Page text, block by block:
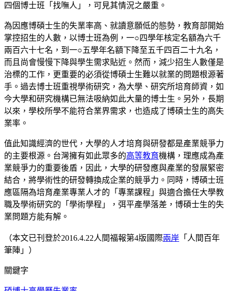
四個博士班「找嘸人」，可見其情況之嚴重。
為因應博碩士生的失業率高、就讀意願低的態勢，教育部開始
掌控招生的人數，以博士班為例，一○四學年核定名額為六千
兩百六十七名，到一○五學年名額下降至五千四百二十九名，
而且尚會慢慢下降與學生需求貼近。然而，減少招生人數僅是
治標的工作，更重要的必須從博碩士生難以就業的問題根源著
手。過去博士班重視學術研究，為大學、研究所培育師資，如
今大學和研究機構已無法吸納如此大量的博士生。另外，長期
以來，學校所學不能符合業界需求，也造成了博碩士生的高失
業率。
值此知識經濟的世代，大學的人才培育與研發都是產業競爭力
的主要根源。台灣擁有如此眾多的高等教育機構，理應成為產
業競爭力的重要後盾，因此，大學的研發應與產業的發展緊密
結合，將學術性的研發轉換成企業的競爭力。同時，博碩士班
應區隔為培育產業專業人才的「專業課程」與適合擔任大學教
職及學術研究的「學術學程」，弭平產學落差，博碩士生的失
業問題方能有解。
（本文已刊登於2016.4.22人間福報第4版國際兩岸 「人間百年
筆陣」）
關鍵字